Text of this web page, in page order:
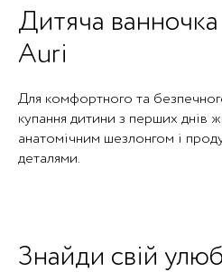
Дитяча
Auri
Для комфортного та
купання дитини з перших днів
анатомічним шезлонгом і
деталями.
Знайди свій